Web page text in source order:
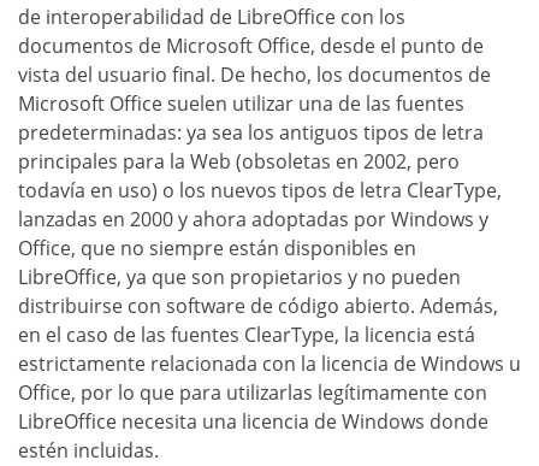
de interoperabilidad de LibreOffice con los
documentos de Microsoft Office, desde el punto de
vista del usuario final. De hecho, los documentos de
Microsoft Office suelen utilizar una de las fuentes
predeterminadas: ya sea los antiguos tipos de letra
principales para la Web (obsoletas en 2002, pero
todavía en uso) o los nuevos tipos de letra ClearType,
lanzadas en 2000 y ahora adoptadas por Windows y
Office, que no siempre están disponibles en
LibreOffice, ya que son propietarios y no pueden
distribuirse con software de código abierto. Además,
en el caso de las fuentes ClearType, la licencia está
estrictamente relacionada con la licencia de Windows u
Office, por lo que para utilizarlas legítimamente con
LibreOffice necesita una licencia de Windows donde
estén incluidas.